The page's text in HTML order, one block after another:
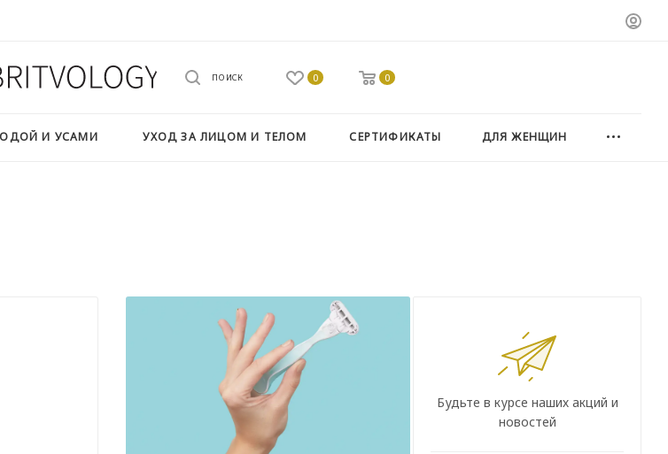
ПОИСК 0 0
И УСАМИ УХОД ЗА ЛИЦОМ И ТЕЛОМ СЕРТИФИКАТЫ ДЛЯ ЖЕНЩИН
Будьте в курсе наших акций и
новостей